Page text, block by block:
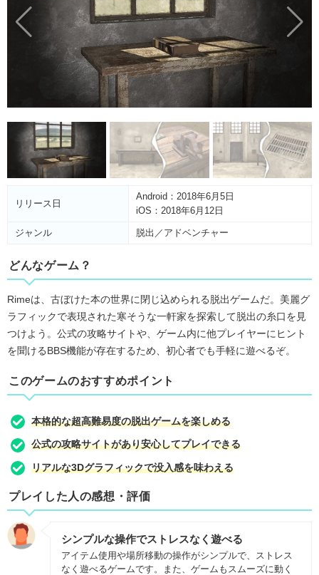
リリース日
Android：2018年6月5日
iOS：2018年6月12日
ジャンル 脱出／アドベンチャー
どんなゲーム？
Rimeは、古ぼけた本の世界に閉じ込められる脱出ゲームだ。美麗グ
ラフィックで表現された寒そうな一軒家を探索して脱出の糸口を見
つけよう。公式の攻略サイトや、ゲーム内に他プレイヤーにヒント
を聞けるBBS機能が存在するため、初心者でも手軽に遊べるぞ。
このゲームのおすすめポイント
本格的な超高難易度の脱出ゲームを楽しめる
公式の攻略サイトがあり安心してプレイできる
リアルな3Dグラフィックで没入感を味わえる
プレイした人の感想・評価
シンプルな操作でストレスなく遊べる
アイテム使用や場所移動の操作がシンプルで、ストレス
なく遊べるゲームです。また、ゲームもスムーズに動く